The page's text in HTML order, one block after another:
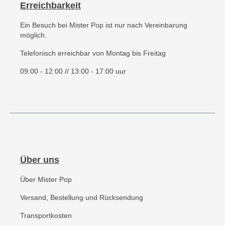
Erreichbarkeit
Ein Besuch bei Mister Pop ist nur nach Vereinbarung
möglich.
Telefonisch erreichbar von Montag bis Freitag
09:00 - 12:00 // 13:00 - 17:00 uur
Über uns
Über Mister Pop
Versand, Bestellung und Rücksendung
Transportkosten